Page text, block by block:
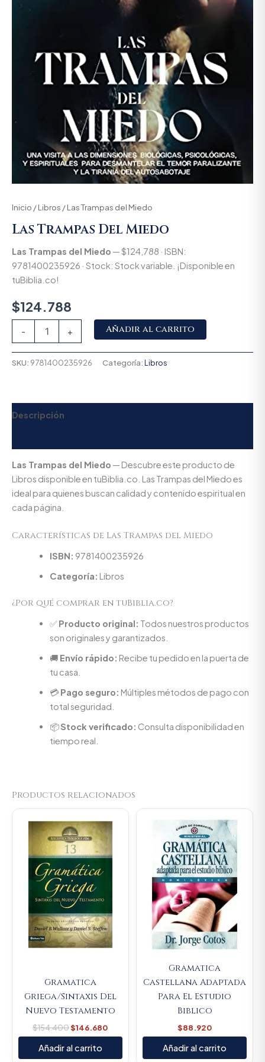
Inicio /Libros / Las Trampas del Miedo
Las Trampas Del Miedo
Las Trampas del Miedo — $124,788 · ISBN:
9781400235926 · Stock: Stock variable. ¡Disponible en
tuBiblia.co!
$124.788
- + Añadir al carrito
SKU: 9781400235926 Categoría:Libros
Descripción
Las Trampas del Miedo — Descubre este producto de
Libros disponible en tuBiblia.co. Las Trampas del Miedo es
ideal para quienes buscan calidad y contenido espiritual en
cada página.
Características de Las Trampas del Miedo
ISBN: 9781400235926
Categoría: Libros
¿Por qué comprar en tuBiblia.co?
✅ Producto original: Todos nuestros productos
son originales y garantizados.
🚚 Envío rápido: Recibe tu pedido en la puerta de
tu casa.
💳Pago seguro: Múltiples métodos de pago con
total seguridad.
📦Stock verificado: Consulta disponibilidad en
tiempo real.
Productos relacionados
Gramatica
Griega/Sintaxis Del
Nuevo Testamento
$154.400
price
was:
$154.400.
$146.680
Current
price
is:
Añadir al carrito
Gramatica
Castellana Adaptada
Para El Estudio
Biblico
$88.920
Añadir al carrito